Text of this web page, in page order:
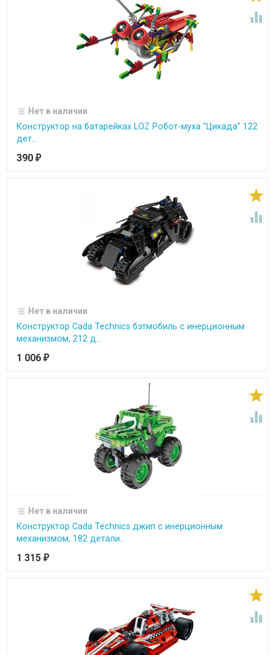

Нет в наличии
Конструктор на батарейках LOZ Робот-муха "Цикада" 122
дет...
390 ₽


Нет в наличии
Конструктор Cada Technics бэтмобиль с инерционным
механизмом, 212 д...
1 006 ₽


Нет в наличии
Конструктор Cada Technics джип с инерционным
механизмом, 182 детали...
1 315 ₽

